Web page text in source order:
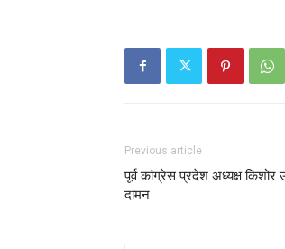
Previous article
पूर्व कांग्रेस प्रदेश अध्यक्ष किशोर
दामन